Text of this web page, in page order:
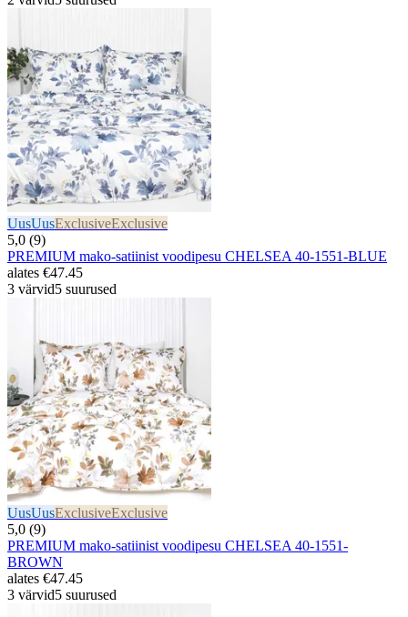
UusUusExclusiveExclusive
5,0 (9)
PREMIUM mako-satiinist voodipesu CHELSEA 40-1551-BLUE
alates €47.45
3 värvid5 suurused
UusUusExclusiveExclusive
5,0 (9)
PREMIUM mako-satiinist voodipesu CHELSEA 40-1551-
BROWN
alates €47.45
3 värvid5 suurused